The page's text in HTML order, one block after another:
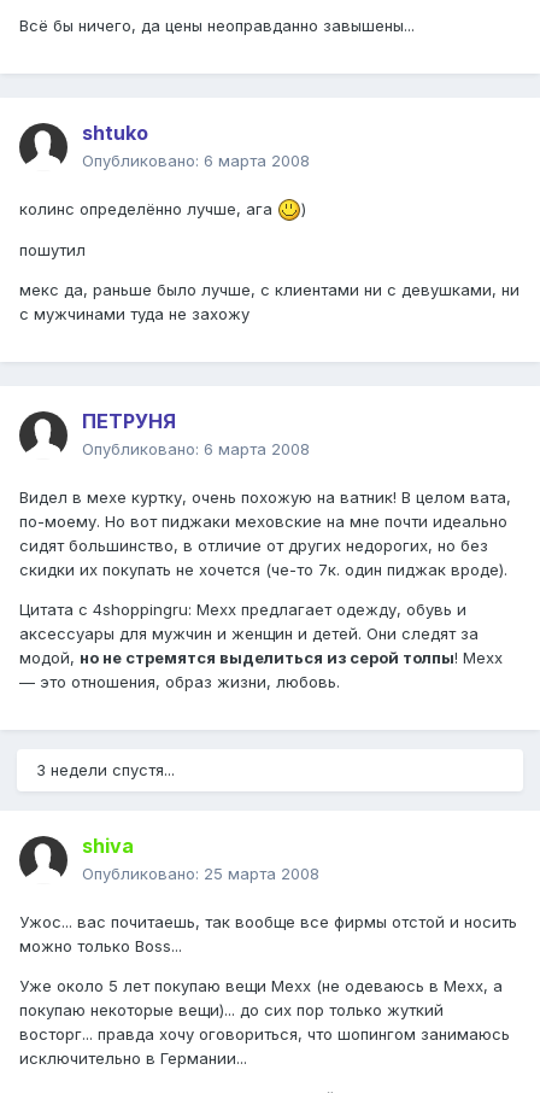
Всё бы ничего, да цены неоправданно завышены...
shtuko
Опубликовано: 6 марта 2008
колинс определённо лучше, ага )
пошутил
мекс да, раньше было лучше, с клиентами ни с девушками, ни
с мужчинами туда не захожу
ПЕТРУНЯ
Опубликовано: 6 марта 2008
Видел в мехе куртку, очень похожую на ватник! В целом вата,
по-моему. Но вот пиджаки меховские на мне почти идеально
сидят большинство, в отличие от других недорогих, но без
скидки их покупать не хочется (че-то 7к. один пиджак вроде).
Цитата с 4shoppingru: Mexx предлагает одежду, обувь и
аксессуары для мужчин и женщин и детей. Они следят за
модой, но не стремятся выделиться из серой толпы! Mexx
— это отношения, образ жизни, любовь.
3 недели спустя...
shiva
Опубликовано: 25 марта 2008
Ужос... вас почитаешь, так вообще все фирмы отстой и носить
можно только Boss...
Уже около 5 лет покупаю вещи Mexx (не одеваюсь в Mexx, а
покупаю некоторые вещи)... до сих пор только жуткий
восторг... правда хочу оговориться, что шопингом занимаюсь
исключительно в Германии...